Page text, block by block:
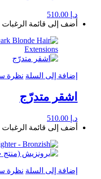
د.إ
أضف إلى قائمة الرغبات
إضافة إلى السلة نظرة
اشقر متدرّج
د.إ
أضف إلى قائمة الرغبات
إضافة إلى السلة نظرة